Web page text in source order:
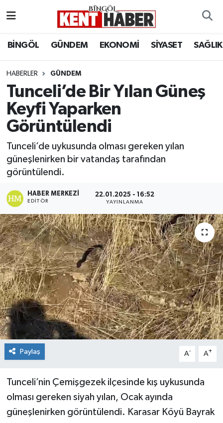
BİNGÖL GÜNDEM EKONOMİ SİYASET SAĞLIK
HABERLER GÜNDEM
Tunceli’de Bir Yılan Güneş
Keyfi Yaparken
Görüntülendi
Tunceli’de uykusunda olması gereken yılan
güneşlenirken bir vatandaş tarafından
görüntülendi.
HABER MERKEZI
EDITÖR
22.01.2025 - 16:52
YAYINLANMA
Paylaş A- A+
Tunceli’nin Çemişgezek ilçesinde kış uykusunda
olması gereken siyah yılan, Ocak ayında
güneşlenirken görüntülendi. Karasar Köyü Bayrak
BİLİM-TEKNOLOJİ
DÜNYA
EĞİTİM
GENÇ
GÜNDEM
KARLIOVA
KİĞI
MERKEZ
RESMİ İLANLAR
SAĞLIK
SİYASET
YAYLADERE
Bingöl Hava Durumu
Bingöl Namaz Vakitleri
Bingöl Trafik Yoğunluk Haritası
Tüm Manşetler
Son Dakika Haberleri
Haber Arşivi